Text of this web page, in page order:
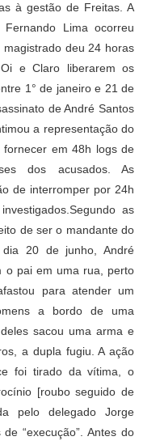
à gestão de Freitas. A
Lima ocorreu
deu 24 horas
e Claro liberarem os
1° de janeiro e 21 de
de André Santos
a representação do
em 48h logs de
dos acusados. As
de interromper por 24h
as
de ser o mandante do
20 de junho, André
o pai em uma rua, perto
para atender um
a bordo de uma
sacou uma arma e
a dupla fugiu. A ação
foi tirado da vítima, o
[roubo seguido de
pelo delegado Jorge
“execução”. Antes do